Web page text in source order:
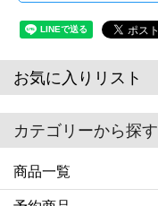
お気に入りリスト
カテゴリーから探す
商品一覧